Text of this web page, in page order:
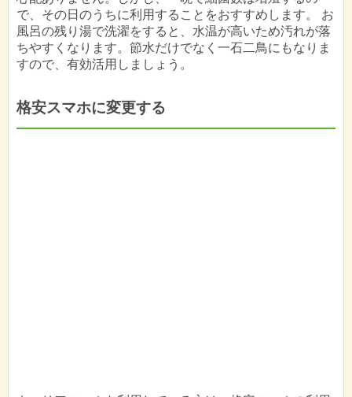
で、その日のうちに利用することをおすすめします。 お
風呂の残り湯で洗濯をすると、水温が高いため汚れが落
ちやすくなります。節水だけでなく一石二鳥にもなりま
すので、有効活用しましょう。
格安スマホに変更する